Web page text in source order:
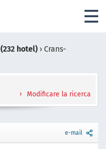
(232 hotel) › Crans-
Modificare la ricerca
e-mail